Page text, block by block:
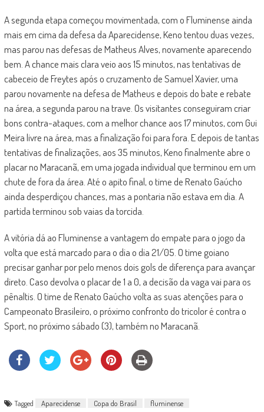
A segunda etapa começou movimentada, com o Fluminense ainda
mais em cima da defesa da Aparecidense, Keno tentou duas vezes,
mas parou nas defesas de Matheus Alves, novamente aparecendo
bem. A chance mais clara veio aos 15 minutos, nas tentativas de
cabeceio de Freytes após o cruzamento de Samuel Xavier, uma
parou novamente na defesa de Matheus e depois do bate e rebate
na área, a segunda parou na trave. Os visitantes conseguiram criar
bons contra-ataques, com a melhor chance aos 17 minutos, com Gui
Meira livre na área, mas a finalização foi para fora. E depois de tantas
tentativas de finalizações, aos 35 minutos, Keno finalmente abre o
placar no Maracanã, em uma jogada individual que terminou em um
chute de fora da área. Até o apito final, o time de Renato Gaúcho
ainda desperdiçou chances, mas a pontaria não estava em dia. A
partida terminou sob vaias da torcida.
A vitória dá ao Fluminense a vantagem do empate para o jogo da
volta que está marcado para o dia o dia 21/05. O time goiano
precisar ganhar por pelo menos dois gols de diferença para avançar
direto. Caso devolva o placar de 1 a 0, a decisão da vaga vai para os
pênaltis. O time de Renato Gaúcho volta as suas atenções para o
Campeonato Brasileiro, o próximo confronto do tricolor é contra o
Sport, no próximo sábado (3), também no Maracanã.
Tagged Aparecidense Copa do Brasil fluminense